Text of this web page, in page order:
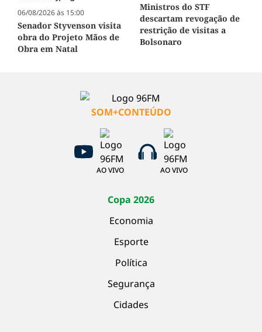
06/08/2026 às 15:00
Senador Styvenson visita
obra do Projeto Mãos de
Obra em Natal
Ministros do STF
descartam revogação de
restrição de visitas a
Bolsonaro
SOM+CONTEÚDO
AO VIVO AO VIVO
Copa 2026
Economia
Esporte
Política
Segurança
Cidades